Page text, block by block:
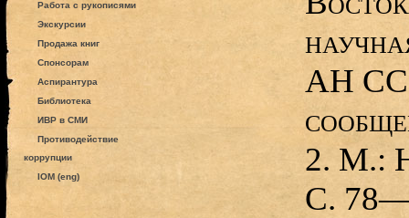
Работа с рукописями
Экскурсии
Продажа книг
Спонсорам
Аспирантура
Библиотека
ИВР в СМИ
Противодействие
коррупции
IOM (eng)
АН
2. М.:
С.